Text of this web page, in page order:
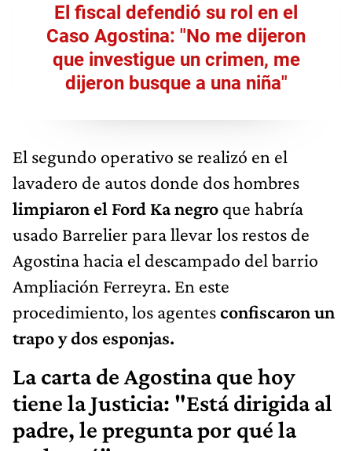
El fiscal defendió su rol en el
Caso Agostina: "No me dijeron
que investigue un crimen, me
dijeron busque a una niña"
El segundo operativo se realizó en el
lavadero de autos donde dos hombres
limpiaron el Ford Ka negro que habría
usado Barrelier para llevar los restos de
Agostina hacia el descampado del barrio
Ampliación Ferreyra. En este
procedimiento, los agentesconfiscaron un
trapo y dos esponjas.
La carta de Agostina que hoy
tiene la Justicia: "Está dirigida al
padre, le pregunta por qué la